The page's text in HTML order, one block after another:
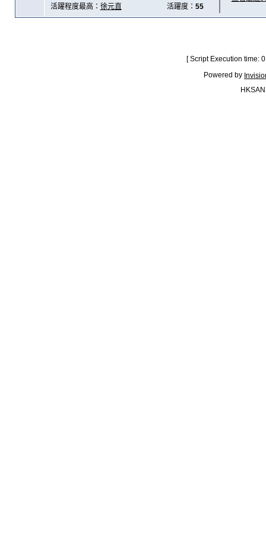
活躍程度最高： 徐元直 活躍度： 55
[ Script Execution time:
Powered by